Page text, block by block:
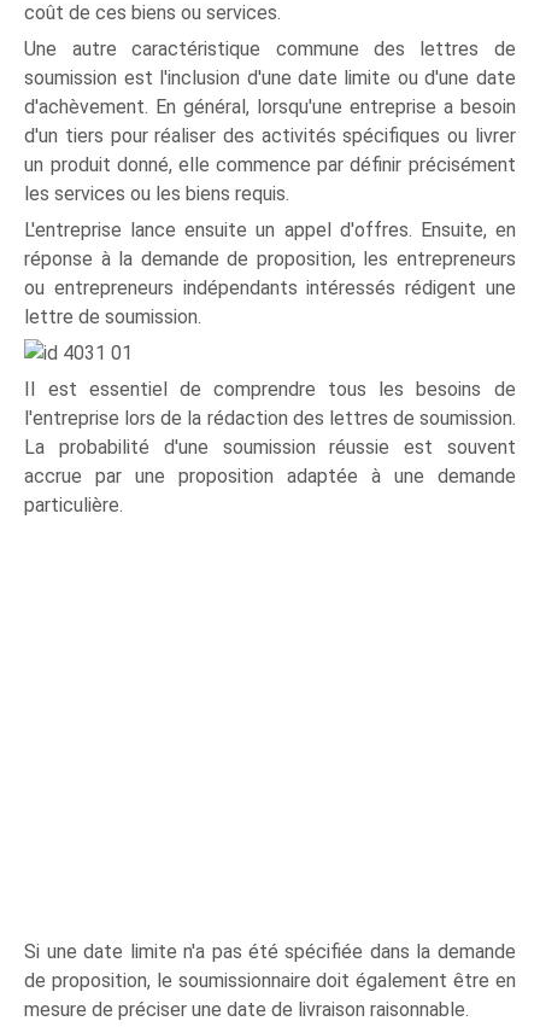
coût de ces biens ou services.
Une autre caractéristique commune des lettres de
soumission est l'inclusion d'une date limite ou d'une date
d'achèvement. En général, lorsqu'une entreprise a besoin
d'un tiers pour réaliser des activités spécifiques ou livrer
un produit donné, elle commence par définir précisément
les services ou les biens requis.
L'entreprise lance ensuite un appel d'offres. Ensuite, en
réponse à la demande de proposition, les entrepreneurs
ou entrepreneurs indépendants intéressés rédigent une
lettre de soumission.
Il est essentiel de comprendre tous les besoins de
l'entreprise lors de la rédaction des lettres de soumission.
La probabilité d'une soumission réussie est souvent
accrue par une proposition adaptée à une demande
particulière.
Si une date limite n'a pas été spécifiée dans la demande
de proposition, le soumissionnaire doit également être en
mesure de préciser une date de livraison raisonnable.